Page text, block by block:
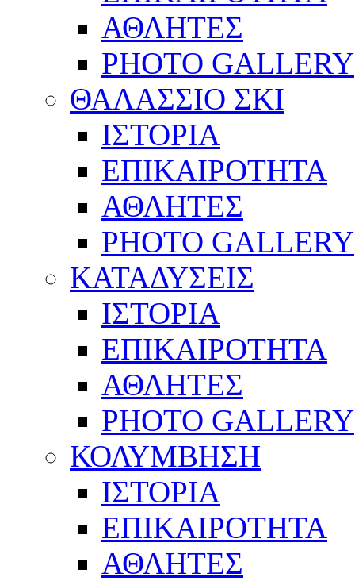
ΑΘΛΗΤΕΣ
PHOTO GALLERY
ΘΑΛΑΣΣΙΟ ΣΚΙ
ΙΣΤΟΡΙΑ
ΕΠΙΚΑΙΡΟΤΗΤΑ
ΑΘΛΗΤΕΣ
PHOTO GALLERY
ΚΑΤΑΔΥΣΕΙΣ
ΙΣΤΟΡΙΑ
ΕΠΙΚΑΙΡΟΤΗΤΑ
ΑΘΛΗΤΕΣ
PHOTO GALLERY
ΚΟΛΥΜΒΗΣΗ
ΙΣΤΟΡΙΑ
ΕΠΙΚΑΙΡΟΤΗΤΑ
ΑΘΛΗΤΕΣ